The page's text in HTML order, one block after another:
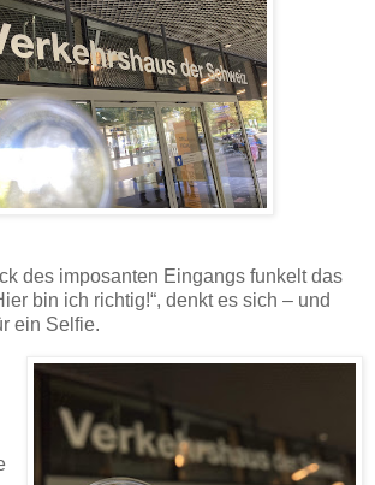
des imposanten Eingangs funkelt das
bin ich richtig!“, denkt es sich – und
ein Selfie.